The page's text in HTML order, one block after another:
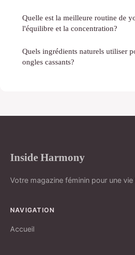
Quelle est la meilleure routine de
l'équilibre et la concentration?
Quels ingrédients naturels utiliser
ongles cassants?
Inside Harmony
Votre magazine féminin pour une
NAVIGATION
Accueil